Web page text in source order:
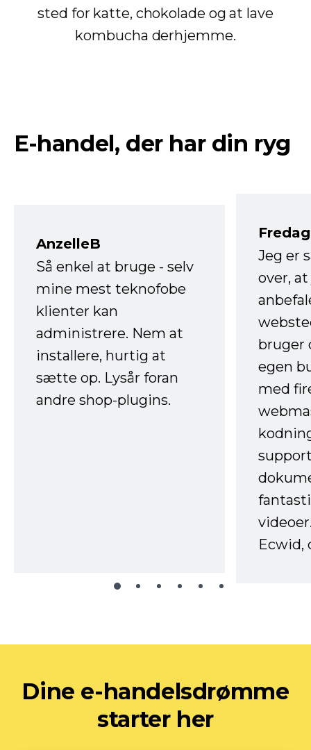
sted for katte, chokolade og at lave
kombucha derhjemme.
E-handel, der har din ryg
AnzelleB
Så enkel at bruge - selv
mine mest teknofobe
klienter kan
administrere. Nem at
installere, hurtig at
sætte op. Lysår foran
andre shop-plugins.
Jeg er
over,
bruger
egen
med
Ecwid,
Dine e-handelsdrømme
starter her